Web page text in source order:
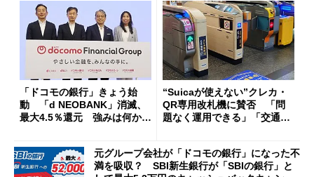
「ドコモの銀行」きょう始
動 「d NEOBANK」消滅、
最大4.5％還元 強みは何か解
“Suicaが使えない”クレカ・
QR専用改札機に賛否 「問
題なく運用できる」「交通系I
元グループ会社が「ドコモの銀行」になった不
満を吸収？ SBI新生銀行が「SBIの銀行」と